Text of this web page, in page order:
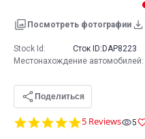
Посмотреть фотографии
4.8
5 Reviews 5
Stock Id: Сток ID: DAP8223
Местонахождение автомобилей:
Поделиться